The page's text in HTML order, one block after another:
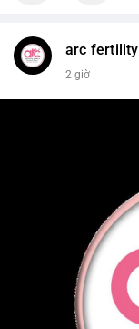
arc fertility
2 giờ